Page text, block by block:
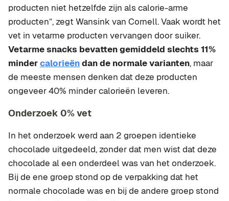
producten niet hetzelfde zijn als calorie-arme
producten”, zegt Wansink van Cornell. Vaak wordt het
vet in vetarme producten vervangen door suiker.
Vetarme snacks bevatten gemiddeld slechts 11%
mindercalorieëndan de normale varianten, maar
de meeste mensen denken dat deze producten
ongeveer 40% minder calorieën leveren.
Onderzoek 0% vet
In het onderzoek werd aan 2 groepen identieke
chocolade uitgedeeld, zonder dat men wist dat deze
chocolade al een onderdeel was van het onderzoek.
Bij de ene groep stond op de verpakking dat het
normale chocolade was en bij de andere groep stond